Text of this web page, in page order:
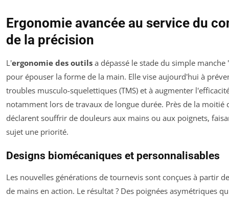
Ergonomie avancée au service du
de la précision
L'ergonomie des outils a dépassé le stade du simple
pour épouser la forme de la main. Elle vise aujourd'hui à
troubles musculo-squelettiques (TMS) et à augmenter
notamment lors de travaux de longue durée. Près de la moitié
déclarent souffrir de douleurs aux mains ou aux poignets,
sujet une priorité.
Designs biomécaniques et personnalisables
Les nouvelles générations de tournevis sont conçues à partir
de mains en action. Le résultat ? Des poignées asymétriques